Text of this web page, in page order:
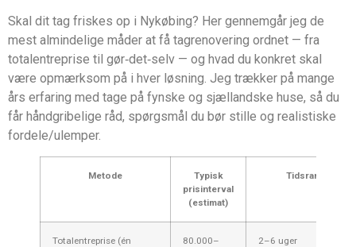
Skal dit tag friskes op i Nykøbing? Her gennemgår jeg de
mest almindelige måder at få tagrenovering ordnet — fra
totalentreprise til gør‑det‑selv — og hvad du konkret skal
være opmærksom på i hver løsning. Jeg trækker på mange
års erfaring med tage på fynske og sjællandske huse, så du
får håndgribelige råd, spørgsmål du bør stille og realistiske
fordele/ulemper.
Metode
Typisk
prisinterval
(estimat)
Tidsramme
Totalentreprise (én
80.000–
2–6 uger